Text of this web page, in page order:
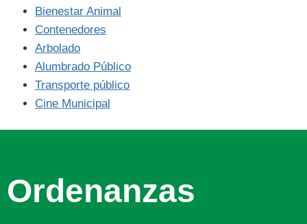
Bienestar Animal
Contenedores
Arbolado
Alumbrado Público
Transporte público
Cine Municipal
Ordenanzas